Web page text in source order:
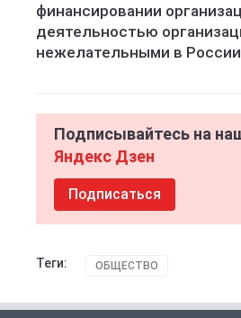
финансировании
деятельностью
нежелательными в
Подписывайтесь на
Яндекс Дзен
Подписаться
Теги: ОБЩЕСТВО